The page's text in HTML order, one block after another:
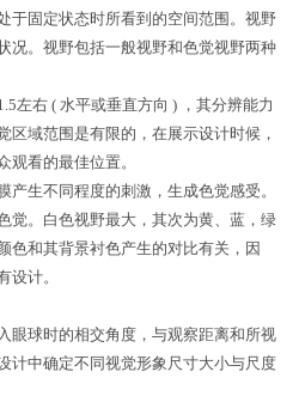
固定状态时所看到的空间范围。视野
况。视野包括一般视野和色觉视野两种
右 ( 水平或垂直方向 ) ，其分辨能力
区域范围是有限的，在展示设计时候，
观看的最佳位置。
生不同程度的刺激，生成色觉感受。
觉。白色视野最大，其次为黄、蓝，绿
色和其背景衬色产生的对比有关，因
设计。
球时的相交角度，与观察距离和所视
计中确定不同视觉形象尺寸大小与尺度